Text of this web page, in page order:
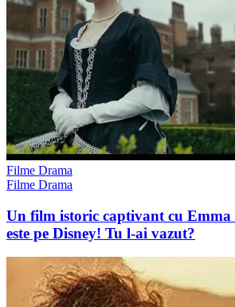
Filme Drama
Filme Drama
Un film istoric captivant cu
este pe Disney! Tu l-ai vazut?